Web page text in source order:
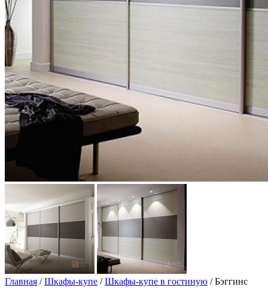
Главная /Шкафы-купе /Шкафы-купе в гостиную / Бэггинс